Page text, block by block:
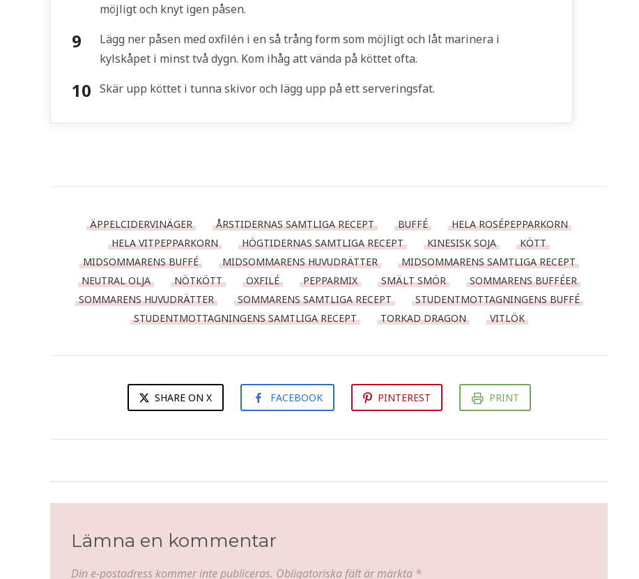
möjligt och knyt igen påsen.
Lägg ner påsen med oxfilén i en så trång form som möjligt och låt marinera i
kylskåpet i minst två dygn. Kom ihåg att vända på köttet ofta.
Skär upp köttet i tunna skivor och lägg upp på ett serveringsfat.
ÄPPELCIDERVINÄGER ÅRSTIDERNAS SAMTLIGA RECEPT BUFFÉ
HELA ROSÉPEPPARKORN
HELA VITPEPPARKORN
HÖGTIDERNAS SAMTLIGA RECEPT KINESISK SOJA
KÖTT
MIDSOMMARENS BUFFÉ
MIDSOMMARENS HUVUDRÄTTER
MIDSOMMARENS SAMTLIGA RECEPT
NEUTRAL OLJA
NÖTKÖTT OXFILÉ PEPPARMIX SMÄLT SMÖR
SOMMARENS BUFFÉER
SOMMARENS HUVUDRÄTTER
SOMMARENS SAMTLIGA RECEPT
STUDENTMOTTAGNINGENS BUFFÉ
STUDENTMOTTAGNINGENS SAMTLIGA RECEPT
TORKAD DRAGON VITLÖK
SHARE ON X FACEBOOK PINTEREST PRINT
och rosa - Middag
maräng
Lämna en kommentar
Din e-postadress kommer inte publiceras. Obligatoriska fält är märkta *